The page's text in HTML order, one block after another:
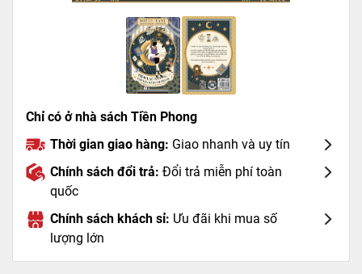
Chỉ có ở nhà sách Tiền Phong
Thời gian giao hàng: Giao nhanh và uy tín
Chính sách đổi trả: Đổi trả miễn phí toàn
quốc
Chính sách khách sỉ: Ưu đãi khi mua số
lượng lớn